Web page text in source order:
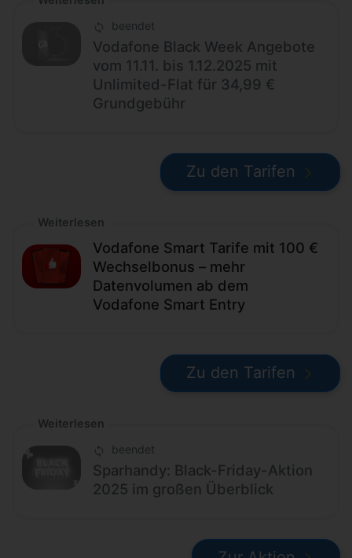
beendet
Vodafone Black Week Angebote
vom 11.11. bis 1.12.2025 mit
Unlimited-Flat für 34,99 €
Grundgebühr
Zu den Tarifen
Weiterlesen
Vodafone Smart Tarife mit 100 €
Wechselbonus – mehr
Datenvolumen ab dem
Vodafone Smart Entry
Zu den Tarifen
Weiterlesen
beendet
Sparhandy: Black-Friday-Aktion
2025 im großen Überblick